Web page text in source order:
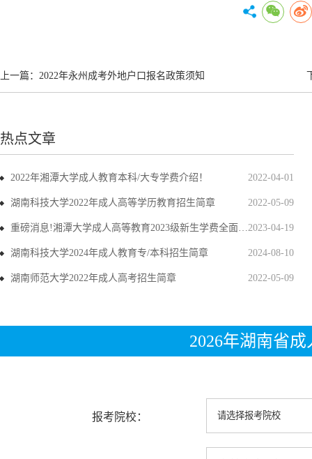
上一篇： 2022年永州成考外地户口报名政策须知
热点文章
2022-04-01
2022年湘潭大学成人教育本科/大专学费介绍！
2022-05-09
湖南科技大学2022年成人高等学历教育招生简章
2023-04-19
重磅消息!湘潭大学成人高等教育2023级新生学费全面上调
2024-08-10
湖南科技大学2024年成人教育专/本科招生简章
2022-05-09
湖南师范大学2022年成人高考招生简章
2026年湖南省
报考院校：